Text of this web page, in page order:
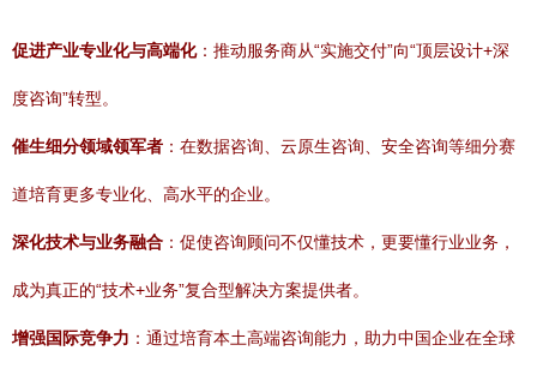
促进产业专业化与高端化：推动服务商从“实施交付”向“顶层设计+深
度咨询”转型。
催生细分领域领军者 ：在数据咨询、云原生咨询、安全咨询等细分赛
道培育更多专业化、高水平的企业。
深化技术与业务融合 ：促使咨询顾问不仅懂技术，更要懂行业业务，
成为真正的“技术+业务”复合型解决方案提供者。
增强国际竞争力 ：通过培育本土高端咨询能力，助力中国企业在全球